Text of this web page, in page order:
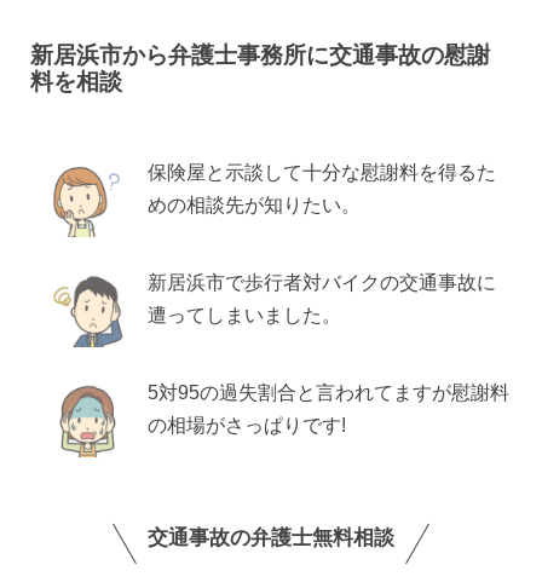
新居浜市から弁護士事務所に交通事故の慰謝
料を相談
保険屋と示談して十分な慰謝料を得るた
めの相談先が知りたい。
新居浜市で歩行者対バイクの交通事故に
遭ってしまいました。
5対95の過失割合と言われてますが慰謝料
の相場がさっぱりです!
交通事故の弁護士無料相談